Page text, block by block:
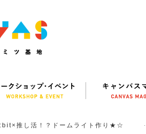
推し活！？ドームライト作り★☆